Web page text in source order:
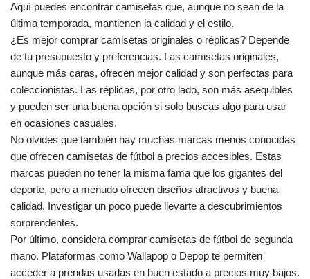
Aquí puedes encontrar camisetas que, aunque no sean de la
última temporada, mantienen la calidad y el estilo.
¿Es mejor comprar camisetas originales o réplicas? Depende
de tu presupuesto y preferencias. Las camisetas originales,
aunque más caras, ofrecen mejor calidad y son perfectas para
coleccionistas. Las réplicas, por otro lado, son más asequibles
y pueden ser una buena opción si solo buscas algo para usar
en ocasiones casuales.
No olvides que también hay muchas marcas menos conocidas
que ofrecen camisetas de fútbol a precios accesibles. Estas
marcas pueden no tener la misma fama que los gigantes del
deporte, pero a menudo ofrecen diseños atractivos y buena
calidad. Investigar un poco puede llevarte a descubrimientos
sorprendentes.
Por último, considera comprar camisetas de fútbol de segunda
mano. Plataformas como Wallapop o Depop te permiten
acceder a prendas usadas en buen estado a precios muy bajos.